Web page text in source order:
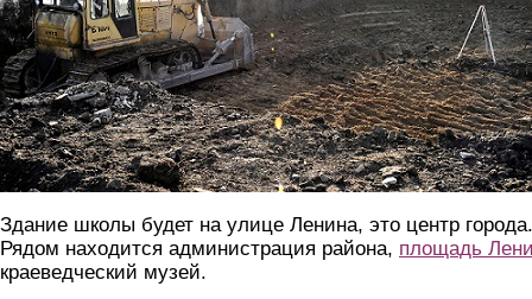
Здание школы будет на улице Ленина, это центр города.
Рядом находится администрация района, площадь
краеведческий музей.